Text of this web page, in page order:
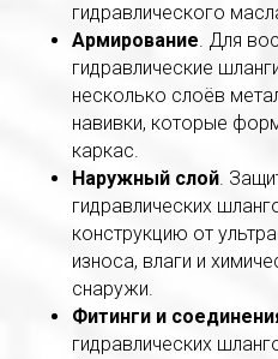
гидравлического
Армирование. Для
гидравлические
несколько слоёв
навивки, которые
каркас.
Наружный слой.
гидравлических
конструкцию от
износа, влаги и
снаружи.
Фитинги и
гидравлических